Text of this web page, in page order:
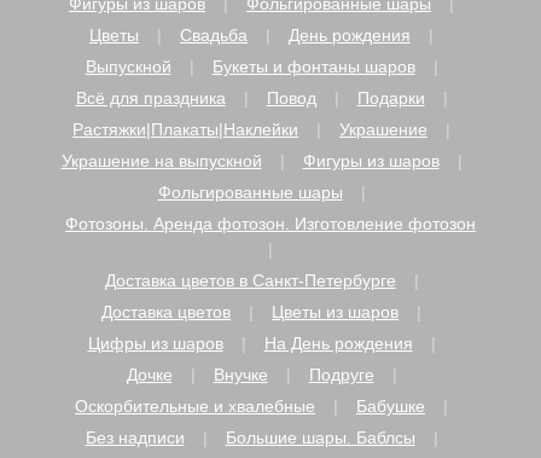
Цветы
Свадьба
День рождения
Выпускной
Букеты и фонтаны шаров
Всё для праздника
Повод
Подарки
Растяжки|Плакаты|Наклейки
Украшение
Украшение на выпускной
Фигуры из шаров
Фольгированные шары
Фотозоны. Аренда фотозон. Изготовление фотозон
Доставка цветов в Санкт-Петербурге
Доставка цветов
Цветы из шаров
Цифры из шаров
На День рождения
Дочке
Внучке
Подруге
Оскорбительные и хвалебные
Бабушке
Без надписи
Большие шары. Баблсы